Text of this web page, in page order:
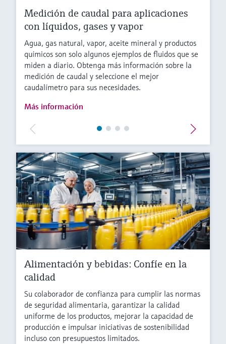
Medición de caudal para aplicaciones
con líquidos, gases y vapor
Agua, gas natural, vapor, aceite mineral y productos
químicos son solo algunos ejemplos de fluidos que se
miden a diario. Obtenga más información sobre la
medición de caudal y seleccione el mejor
caudalímetro para sus necesidades.
Más información
Alimentación y bebidas: Confíe en la
calidad
Su colaborador de confianza para cumplir las normas
de seguridad alimentaria, garantizar la calidad
uniforme de los productos, mejorar la capacidad de
producción e impulsar iniciativas de sostenibilidad
incluso con presupuestos limitados.